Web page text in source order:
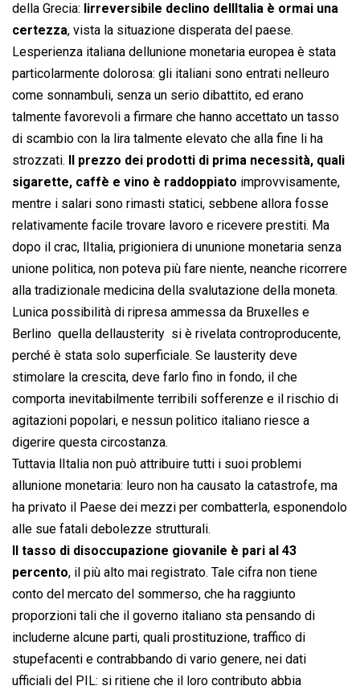
della Grecia: lirreversibile declino dellItalia è ormai una
certezza, vista la situazione disperata del paese.
Lesperienza italiana dellunione monetaria europea è stata
particolarmente dolorosa: gli italiani sono entrati nelleuro
come sonnambuli, senza un serio dibattito, ed erano
talmente favorevoli a firmare che hanno accettato un tasso
di scambio con la lira talmente elevato che alla fine li ha
strozzati.
Il prezzo dei prodotti di prima necessità, quali
sigarette, caffè e vino è raddoppiato improvvisamente,
mentre i salari sono rimasti statici, sebbene allora fosse
relativamente facile trovare lavoro e ricevere prestiti. Ma
dopo il crac, lItalia, prigioniera di ununione monetaria senza
unione politica, non poteva più fare niente, neanche ricorrere
alla tradizionale medicina della svalutazione della moneta.
Lunica possibilità di ripresa ammessa da Bruxelles e
Berlino  quella dellausterity  si è rivelata controproducente,
perché è stata solo superficiale. Se lausterity deve
stimolare la crescita, deve farlo fino in fondo, il che
comporta inevitabilmente terribili sofferenze e il rischio di
agitazioni popolari, e nessun politico italiano riesce a
digerire questa circostanza.
Tuttavia lItalia non può attribuire tutti i suoi problemi
allunione monetaria: leuro non ha causato la catastrofe, ma
ha privato il Paese dei mezzi per combatterla, esponendolo
alle sue fatali debolezze strutturali.
Il tasso di disoccupazione giovanile è pari al 43
percento, il più alto mai registrato. Tale cifra non tiene
conto del mercato del sommerso, che ha raggiunto
proporzioni tali che il governo italiano sta pensando di
includerne alcune parti, quali prostituzione, traffico di
stupefacenti e contrabbando di vario genere, nei dati
ufficiali del PIL: si ritiene che il loro contributo abbia